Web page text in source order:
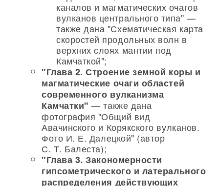
каналов и магматических очагов
вулканов центрального типа" —
также дана "Схематическая карта
скоростей продольных волн в
верхних слоях мантии под
Камчаткой";
"Глава 2. Строение земной коры и
магматические очаги областей
современного вулканизма
Камчатки" — также дана
фотография "Общий вид
Авачинского и Корякского вулканов.
Фото И. Е. Далецкой" (автор
С. Т. Балеста);
"Глава 3. Закономерности
гипсометрического и латерального
распределения действующих